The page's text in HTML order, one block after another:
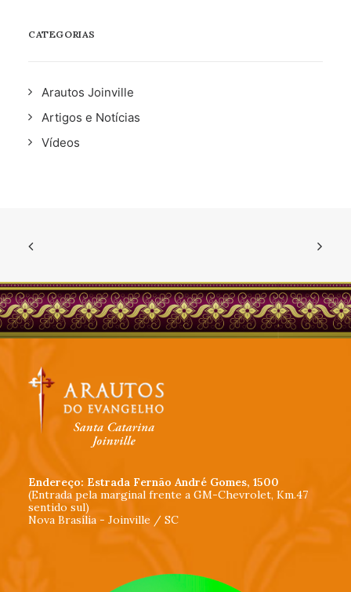
CATEGORIAS
Arautos Joinville
Artigos e Notícias
Vídeos
Endereço: Estrada Fernão André Gomes, 1500
(Entrada pela marginal frente a GM-Chevrolet, Km.47
sentido sul)
Nova Brasília - Joinville / SC